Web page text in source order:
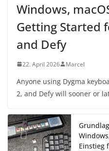
Windows,
Getting Started
and Defy
22. April 2026 Marcel
Anyone using Dygma
2, and Defy will sooner or
Einstieg